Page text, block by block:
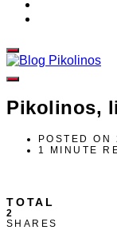
Pikolinos,
POSTED ON
1 MINUTE
TOTAL
2
SHARES